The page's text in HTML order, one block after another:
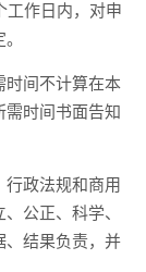
工作日内，对申
时间不计算在本
时间书面告知
政法规和商用
公正、科学、
、结果负责，并